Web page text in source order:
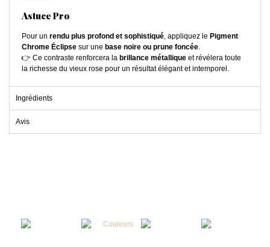
Astuce Pro
Pour un rendu plus profond et sophistiqué, appliquez le Pigment
Chrome Éclipse sur une base noire ou prune foncée.
👉 Ce contraste renforcera la brillance métallique et révélera toute
la richesse du vieux rose pour un résultat élégant et intemporel.
Ingrédients
Avis